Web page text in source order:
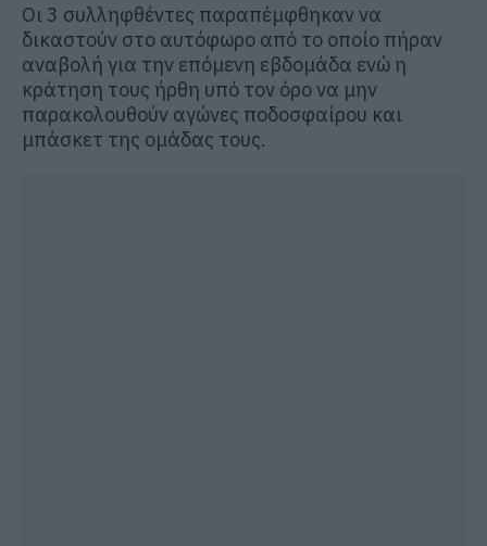
Οι 3 συλληφθέντες παραπέμφθηκαν να
δικαστούν στο αυτόφωρο από το οποίο πήραν
αναβολή για την επόμενη εβδομάδα ενώ η
κράτηση τους ήρθη υπό τον όρο να μην
παρακολουθούν αγώνες ποδοσφαίρου και
μπάσκετ της ομάδας τους.